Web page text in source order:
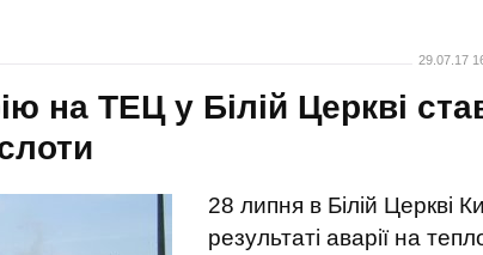
29.07.17
на ТЕЦ у Білій Церкві
28 липня в Білій Церкві
результаті аварії на